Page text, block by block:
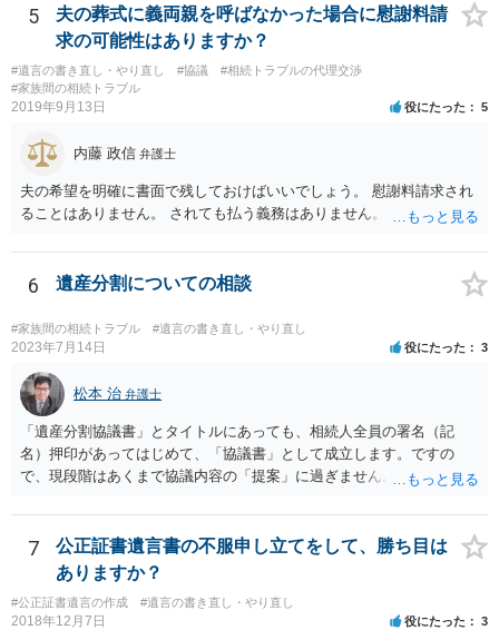
弁護士費用としてかかります。 ・亡くなった際に、法務局に預けた自
筆証書遺言の存在を親族がなかったものにされる可能性 ⇒自筆の遺言
書を法務局に保管した場合、死亡後、法務局に遺言書の有無を照会す
ることになりますので、「法務局に預けた自筆証書遺言の存在を親族
がなかったもの」にすることはできません。 存在をなかったものにす
がありえますが、その予防方法は、遺言者と面談してみないと判断が
難しいです。
5
夫の葬式に義両親を呼ばなかった場合に慰謝料請
求の可能性はありますか？
#遺言の書き直し・やり直し #協議
#相続トラブルの代理交渉
#家族間の相続トラブル
2019年9月13日 役にたった 5
内藤 政信 弁護士
夫の希望を明確に書面で残しておけばいいでしょう。 慰謝料請求され
ることはありません。 されても払う義務はありません。
6 遺産分割についての相談
#家族間の相続トラブル #遺言の書き直し・やり直し
2023年7月14日 役にたった 3
松本 治 弁護士
「遺産分割協議書」とタイトルにあっても、相続人全員の署名（記
名）押印があってはじめて、「協議書」として成立します。ですの
で、現段階はあくまで協議内容の「提案」に過ぎません。 納得がいか
成立となります。その場合、成立させたい相続人が、家庭裁判所に遺
産分割調停を申し立てなければなりません。 なお、弁護士の送付状
は、通常、相続人全員分の（本件であれば４通の）「遺産分割協議
書」を作成するところ、１通だけの作成にとどめる理由が書かれてい
るものです。
7
公正証書遺言書の不服申し立てをして、勝ち目は
ありますか？
#公正証書遺言の作成 #遺言の書き直し・やり直し
2018年12月7日 役にたった 3